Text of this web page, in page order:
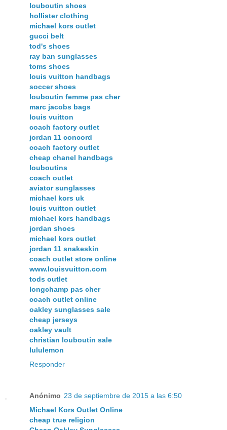
louboutin shoes
hollister clothing
michael kors outlet
gucci belt
tod's shoes
ray ban sunglasses
toms shoes
louis vuitton handbags
soccer shoes
louboutin femme pas cher
marc jacobs bags
louis vuitton
coach factory outlet
jordan 11 concord
coach factory outlet
cheap chanel handbags
louboutins
coach outlet
aviator sunglasses
michael kors uk
louis vuitton outlet
michael kors handbags
jordan shoes
michael kors outlet
jordan 11 snakeskin
coach outlet store online
www.louisvuitton.com
tods outlet
longchamp pas cher
coach outlet online
oakley sunglasses sale
cheap jerseys
oakley vault
christian louboutin sale
lululemon
Responder
Anónimo 23 de septiembre de 2015 a las 6:50
Michael Kors Outlet Online
cheap true religion